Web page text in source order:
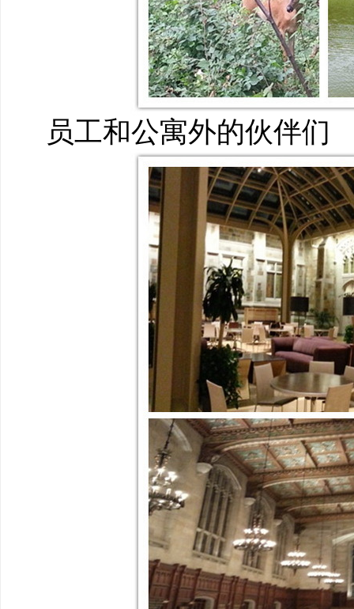
员工和公寓外的伙伴们